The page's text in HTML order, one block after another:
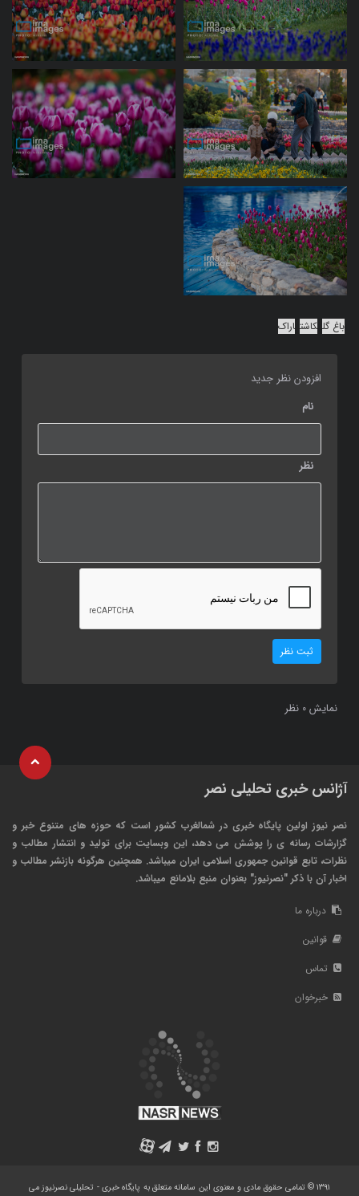
باغ گل کاشت اراک
افزودن نظر جدید
نام
نظر
ثبت نظر
نمایش 0 نظر
آژانس خبری تحلیلی نصر
نصر نیوز اولین پایگاه خبری در شمالغرب کشور است که حوزه های متنوع خبر و
گزارشات رسانه ی را پوشش می دهد، این وبسایت برای تولید و انتشار مطالب و
نظرات، تابع قوانین جمهوری اسلامی ایران میباشد. همچنین هرگونه بازنشر مطالب و
اخبار آن با ذکر "نصرنیوز" بعنوان منبع بلامانع میباشد.
درباره ما
قوانین
تماس
خبرخوان
A
۱۳۹۱ © تمامی حقوق مادی و معنوی این سامانه متعلق به پایگاه خبری - تحلیلی نصرنیوز می